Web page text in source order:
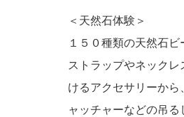
＜天然石体験＞
１５０種類の天然石
ストラップやネック
けるアクセサリーか
ャッチャーなどの吊